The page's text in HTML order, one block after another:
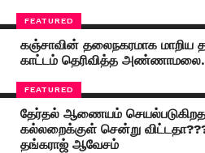
FEATURED
கஞ்சாவின் தலைநகரமாக மாறிய
காட்டம் தெரிவித்த
FEATURED
தேர்தல் ஆணையம்
கல்லறைக்குள் சென்று
தங்கராஜ் ஆவேசம்